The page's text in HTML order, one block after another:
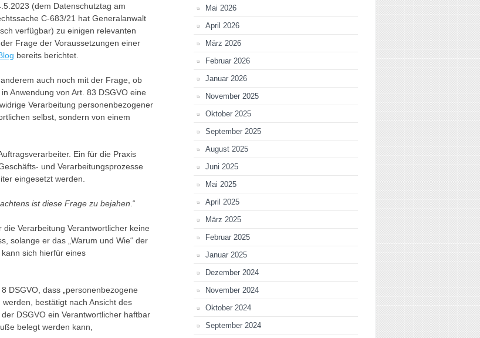
(dem Datenschutztag am
C-683/21 hat Generalanwalt
verfügbar) zu einigen relevanten
Frage der Voraussetzungen einer
bereits berichtet.
auch noch mit der Frage, ob
Anwendung von Art. 83 DSGVO eine
Verarbeitung personenbezogener
selbst, sondern von einem
Ein für die Praxis
und Verarbeitungsprozesse
eingesetzt werden.
ist diese Frage zu bejahen .“
Verarbeitung Verantwortlicher keine
solange er das „Warum und Wie“ der
sich hierfür eines
DSGVO, dass „personenbezogene
bestätigt nach Ansicht des
DSGVO ein Verantwortlicher haftbar
belegt werden kann,
Mai 2026
April 2026
März 2026
Februar 2026
Januar 2026
November 2025
Oktober 2025
September 2025
August 2025
Juni 2025
Mai 2025
April 2025
März 2025
Februar 2025
Januar 2025
Dezember 2024
November 2024
Oktober 2024
September 2024